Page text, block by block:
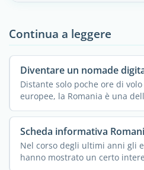
Continua a leggere
Diventare un nomade
Distante solo poche ore di
europee, la Romania è una
Scheda informativa
Nel corso degli ultimi anni gli
hanno mostrato un certo